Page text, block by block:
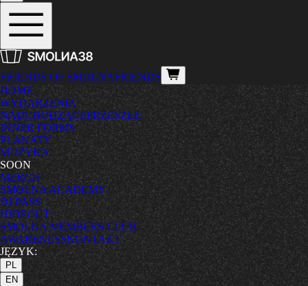
FRIENDS OF SMOLNAFRIENDS
HOME
WYDARZENIA
NADCHODZĄCEPRZESZŁE
INNER FORMS
PLAKATY
MUZYKA
SOON
MERCH
SMOLNA ACADEMY
DJ PASS
HIDEOUT
SMOLNA MEMBERS CLUB
AWARENESSKONTAKT
JĘZYK:
PL
EN